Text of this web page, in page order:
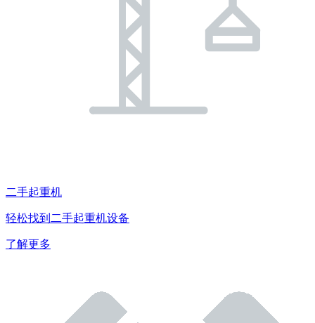
二手起重机
轻松找到二手起重机设备
了解更多